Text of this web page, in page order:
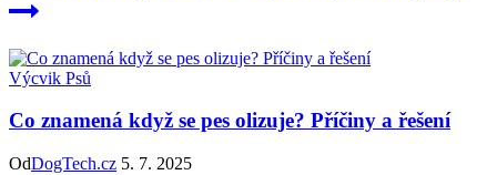
Výcvik Psů
Co znamená když se pes olizuje? Příčiny a řešení
OdDogTech.cz 5. 7. 2025